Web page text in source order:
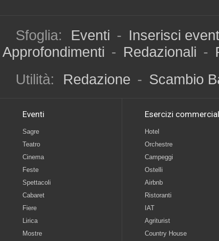
Sfoglia: Eventi - Inserisci
Approfondimenti - Redazionali -
Utilità:
Redazione - Scambio
Eventi
Sagre
Teatro
Cinema
Feste
Spettacoli
Cabaret
Fiere
Lirica
Mostre
Esercizi
Hotel
Orchestre
Campeggi
Ostelli
Airbnb
Ristoranti
IAT
Agriturist
Country House